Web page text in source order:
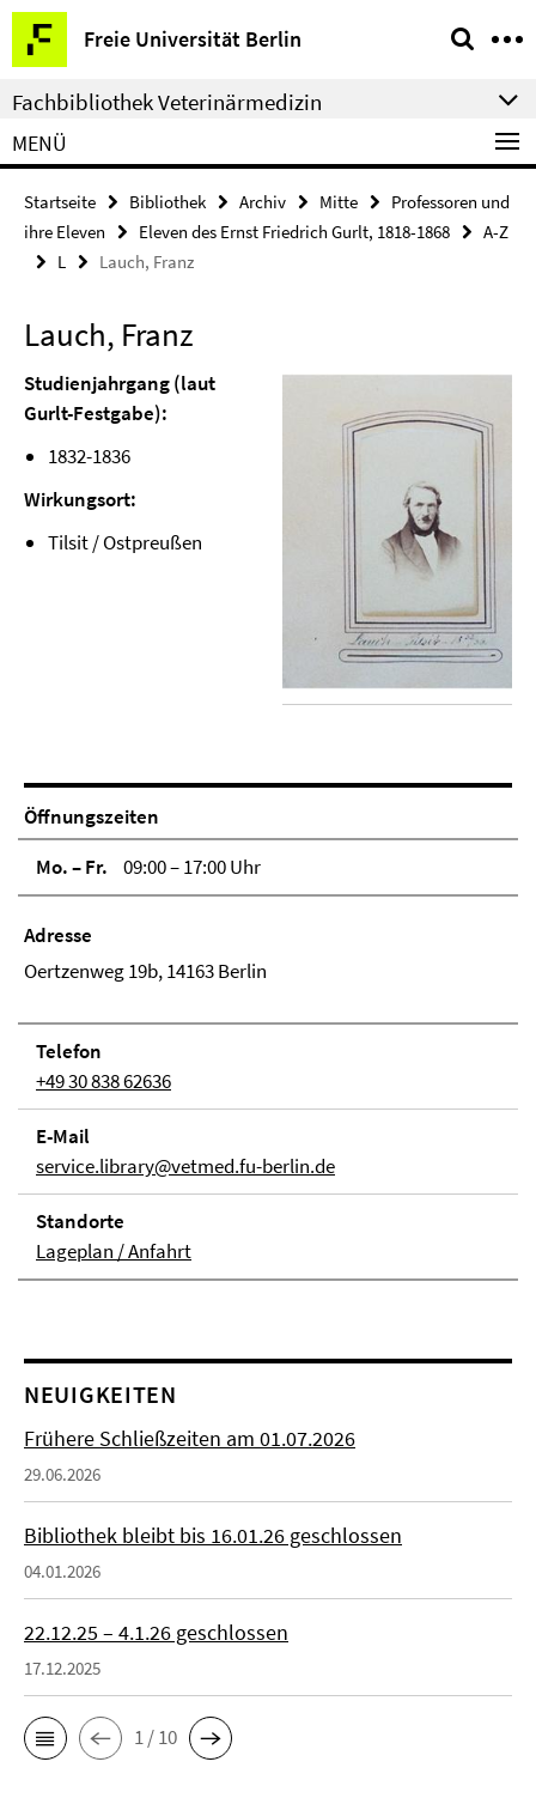
Springe
direkt
zu
Inhalt
Freie Universität Berlin
Service-
Navigation
Fachbibliothek Veterinärmedizin
MENÜ
Startseite Bibliothek Archiv Mitte
Professoren und
ihre Eleven
Eleven des Ernst Friedrich Gurlt, 1818-1868
A-Z
L
Lauch, Franz
Lauch, Franz
Studienjahrgang (laut
Gurlt-Festgabe):
1832-1836
Wirkungsort:
Tilsit / Ostpreußen
Öffnungszeiten
Mo. – Fr.
09:00 – 17:00 Uhr
Adresse
Oertzenweg 19b, 14163 Berlin
Telefon
+49 30 838 62636
E-Mail
service.library@vetmed.fu-berlin.de
Stand­orte
Lageplan / Anfahrt
NEUIGKEITEN
Frühere Schließzeiten am 01.07.2026
29.06.2026
Bibliothek bleibt bis 16.01.26 geschlossen
04.01.2026
22.12.25 – 4.1.26 geschlossen
17.12.2025
1 / 10